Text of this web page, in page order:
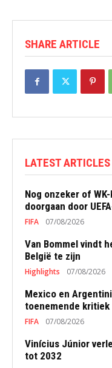
SHARE ARTICLE
LATEST ARTICLES
Nog onzeker of
doorgaan door
FIFA 07/08/2026
Van Bommel vindt
België te zijn
Highlights 07/08/2026
Mexico en
toenemende kritiek
FIFA 07/08/2026
Vinícius Júnior
tot 2032